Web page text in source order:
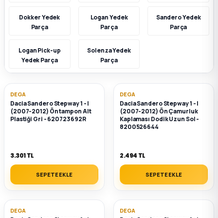
Parça
Parça
Megane E-TECH Yedek Parça
Dokker Yedek
Parça
Logan Yedek
Parça
Sandero Yedek
Parça
Logan Pick-up
Yedek Parça
Solenza Yedek
Parça
DEGA
Dacia Sandero Stepway 1 - I
(2007-2012) Ön tampon Alt
Plastiği Gri - 620723692R
3.301 TL
SEPETE EKLE
DEGA
Dacia Sandero Stepway 1 - I
(2007-2012) Ön Çamurluk
Kaplaması Dodik Uzun Sol -
8200526644
2.494 TL
SEPETE EKLE
DEGA DEGA